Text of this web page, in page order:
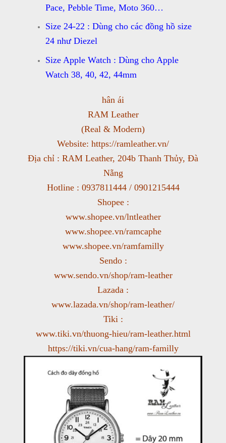
Pace, Pebble Time, Moto 360…
Size 24-22 : Dùng cho các đồng hồ size
24 như Diezel
Size Apple Watch : Dùng cho Apple
Watch 38, 40, 42, 44mm
hân ái
RAM Leather
(Real & Modern)
Website: https://ramleather.vn/
Địa chỉ : RAM Leather, 204b Thanh Thủy, Đà
Nẵng
Hotline : 0937811444 / 0901215444
Shopee :
www.shopee.vn/lntleather
www.shopee.vn/ramcaphe
www.shopee.vn/ramfamilly
Sendo :
www.sendo.vn/shop/ram-leather
Lazada :
www.lazada.vn/shop/ram-leather/
Tiki :
www.tiki.vn/thuong-hieu/ram-leather.html
https://tiki.vn/cua-hang/ram-familly